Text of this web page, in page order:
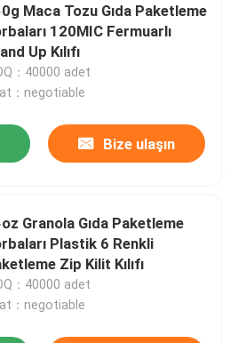
Maca Tozu Gıda Paketleme
120MIC Fermuarlı
Up Kılıfı
：40000 adet
：negotiable
Bize ulaşın
Granola Gıda Paketleme
Plastik 6 Renkli
Zip Kilit Kılıfı
：40000 adet
：negotiable